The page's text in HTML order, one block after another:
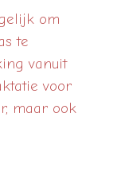
om
te
vanuit
voor
maar ook